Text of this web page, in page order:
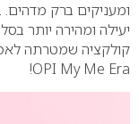
ומעניקים ברק מדהים.
יעילה ומהירה יותר
קולקציה שמטרתה
OPI My Me Era!